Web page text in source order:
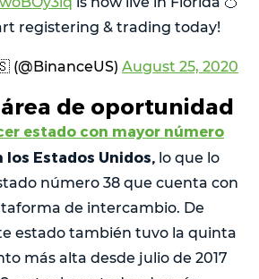
registering & trading today!
(@BinanceUS) August 25, 2020
de oportunidad
estado con mayor número
los Estados Unidos, lo que lo
número 38 que cuenta con
de intercambio. De
estado también tuvo la quinta
más alta desde julio de 2017